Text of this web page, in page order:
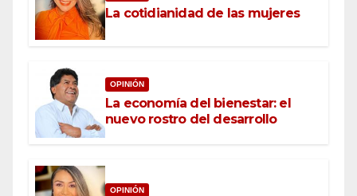
La cotidianidad de las mujeres
OPINIÓN
La economía del bienestar: el
nuevo rostro del desarrollo
OPINIÓN